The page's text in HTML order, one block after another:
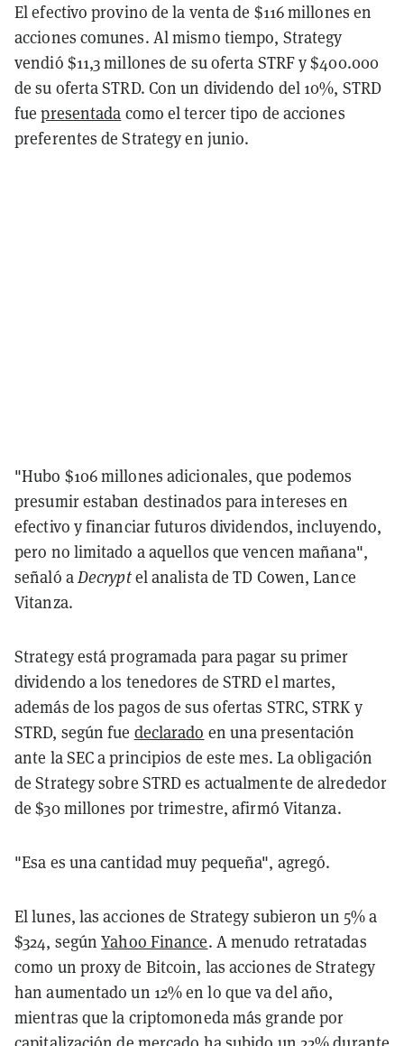
El efectivo provino de la venta de $116 millones en
acciones comunes. Al mismo tiempo, Strategy
vendió $11,3 millones de su oferta STRF y $400.000
de su oferta STRD. Con un dividendo del 10%, STRD
fuepresentada como el tercer tipo de acciones
preferentes de Strategy en junio.
"Hubo $106 millones adicionales, que podemos
presumir estaban destinados para intereses en
efectivo y financiar futuros dividendos, incluyendo,
pero no limitado a aquellos que vencen mañana",
señaló aDecryptel analista de TD Cowen, Lance
Vitanza.
Strategy está programada para pagar su primer
dividendo a los tenedores de STRD el martes,
además de los pagos de sus ofertas STRC, STRK y
STRD, según fue declarado en una presentación
ante la SEC a principios de este mes. La obligación
de Strategy sobre STRD es actualmente de alrededor
de $30 millones por trimestre, afirmó Vitanza.
"Esa es una cantidad muy pequeña", agregó.
El lunes, las acciones de Strategy subieron un 5% a
$324, segúnYahoo Finance. A menudo retratadas
como un proxy de Bitcoin, las acciones de Strategy
han aumentado un 12% en lo que va del año,
mientras que la criptomoneda más grande por